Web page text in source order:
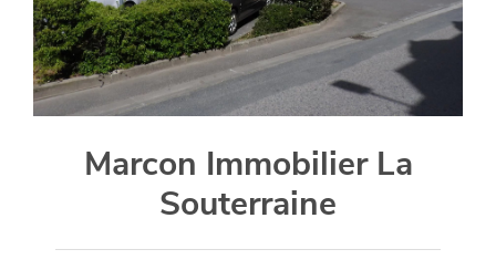
Marcon Immobilier La
Souterraine